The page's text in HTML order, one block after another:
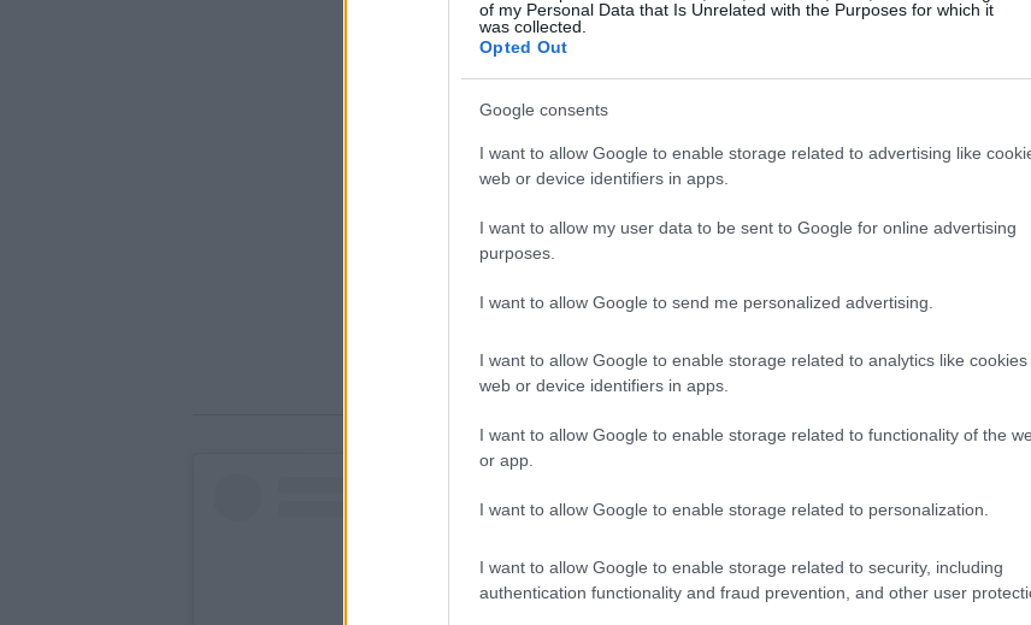
of my Personal Data that Is Unrelated with the Purposes for which it
was collected.
Opted Out
Google consents
I want to allow Google to enable storage related to advertising like
web or device identifiers in apps.
I want to allow my user data to be sent to Google for online advertising
purposes.
I want to allow Google to send me personalized advertising.
I want to allow Google to enable storage related to analytics like cookies
web or device identifiers in apps.
I want to allow Google to enable storage related to functionality of the
or app.
I want to allow Google to enable storage related to personalization.
I want to allow Google to enable storage related to security, including
authentication functionality and fraud prevention, and other user